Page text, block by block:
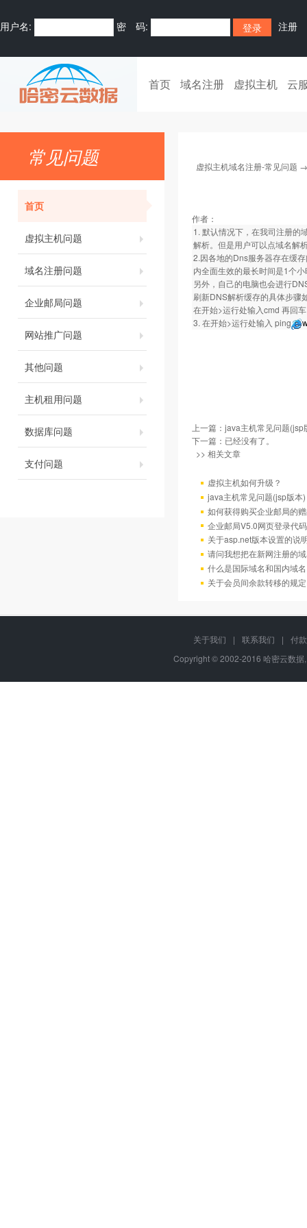
用户名: 密 码: 注册
首页 域名注册 虚拟主机 云
常见问题
首页
虚拟主机问题
域名注册问题
企业邮局问题
网站推广问题
其他问题
主机租用问题
数据库问题
支付问题
虚拟主机域名注册-常见问题
作者：
1. 默认情况下，在我司注册的
解析。但是用户可以点域名解
2.因各地的Dns服务器存在缓
内全面生效的最长时间是1个
另外，自己的电脑也会进行
刷新DNS解析缓存的具体步骤
在开始>运行处输入cmd 再回
3. 在开始>运行处输入 ping
上一篇： java主机常见问题(jsp
下一篇：已经没有了。
>> 相关文章
虚拟主机如何升级？
java主机常见问题(jsp版本)
如何获得购买企业邮局的
企业邮局V5.0网页登录代码
关于asp.net版本设置的说
请问我想把在新网注册的
什么是国际域名和国内域
关于会员间余款转移的规定
关于我们 | 联系我们 |
付
Copyright © 2002-2016 哈密云数